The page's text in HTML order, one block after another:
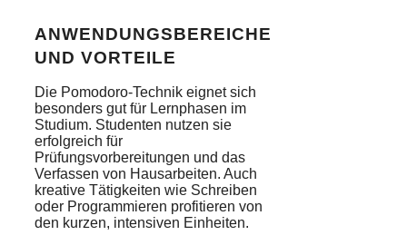
ANWENDUNGSBEREICHE
UND VORTEILE
Die Pomodoro-Technik eignet sich
besonders gut für Lernphasen im
Studium. Studenten nutzen sie
erfolgreich für
Prüfungsvorbereitungen und das
Verfassen von Hausarbeiten. Auch
kreative Tätigkeiten wie Schreiben
oder Programmieren profitieren von
den kurzen, intensiven Einheiten.